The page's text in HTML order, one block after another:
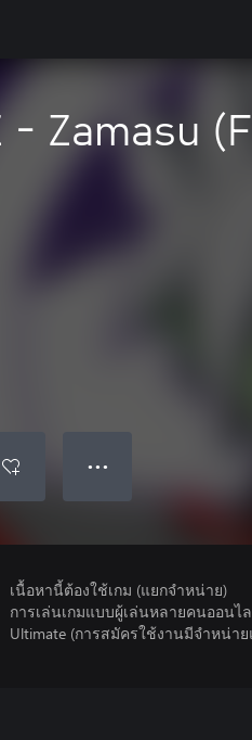
- Zamasu
● ● ●
เนื้อหานี้ต้องใช้เกม (แยกจำหน่าย)
การเล่นเกมแบบผู้เล่นหลายคนออนไ
Ultimate (การสมัครใช้งานมีจําหน่า